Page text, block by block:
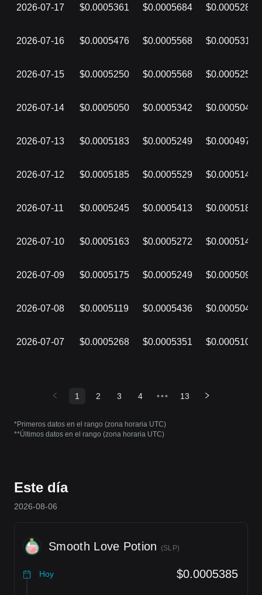
2026-07-17 $0.0005361 $0.0005684 $0.0005286
2026-07-16 $0.0005476 $0.0005568 $0.0005315
2026-07-15 $0.0005250 $0.0005568 $0.0005250
2026-07-14 $0.0005050 $0.0005342 $0.0005047
2026-07-13 $0.0005183 $0.0005249 $0.0004976
2026-07-12 $0.0005185 $0.0005529 $0.0005141
2026-07-11 $0.0005245 $0.0005413 $0.0005185
2026-07-10 $0.0005163 $0.0005272 $0.0005141
2026-07-09 $0.0005175 $0.0005249 $0.0005094
2026-07-08 $0.0005119 $0.0005436 $0.0005044
2026-07-07 $0.0005268 $0.0005351 $0.0005104
1 2 3 4 ••• 13
*Primeros datos en el rango (zona horaria UTC)
**Últimos datos en el rango (zona horaria UTC)
Este día
2026-08-06
Smooth Love Potion (SLP)
Hoy $0.0005385